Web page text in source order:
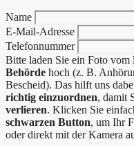
Name
E-Mail-Adresse
Telefonnummer
Bitte laden Sie ein Foto vom
Behörde hoch (z. B.
Bescheid). Das hilft uns
richtig einzuordnen, damit
verlieren. Klicken Sie
schwarzen Button, um Ihr
oder direkt mit der Kamera